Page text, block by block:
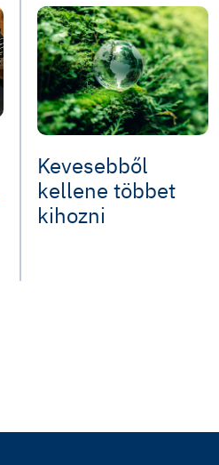
Kevesebből
kellene többet
kihozni